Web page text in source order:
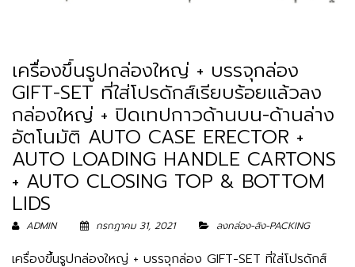
เครื่องขึ้นรูปกล่องใหญ่ + บรรจุกล่อง
GIFT-SET ที่ใส่โปรดักส์เรียบร้อยแล้วลง
กล่องใหญ่ + ปิดเทปกาวด้านบน-ด้านล่าง
อัตโนมัติ AUTO CASE ERECTOR +
AUTO LOADING HANDLE CARTONS
+ AUTO CLOSING TOP & BOTTOM
LIDS
ADMIN กรกฎาคม 31, 2021 ลงกล่อง-ลัง-PACKING
เครื่องขึ้นรูปกล่องใหญ่ + บรรจุกล่อง GIFT-SET ที่ใส่โปรดักส์